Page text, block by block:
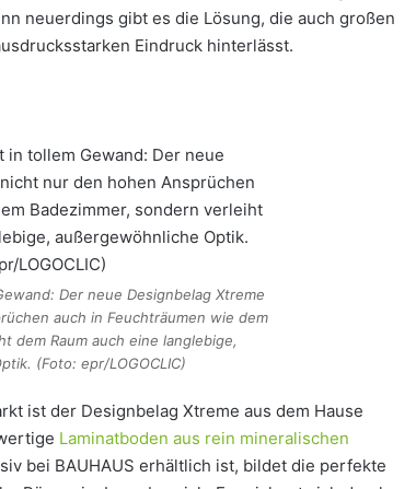
neuerdings gibt es die Lösung, die auch großen
Eindruck hinterlässt.
Der neue Designbelag Xtreme
auch in Feuchträumen wie dem
dem Raum auch eine langlebige,
(Foto: epr/LOGOCLIC)
ist der Designbelag Xtreme aus dem Hause
Laminatboden aus rein mineralischen
bei BAUHAUS erhältlich ist, bildet die perfekte